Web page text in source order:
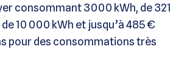
consommant 3000 kWh, de 321
10 000 kWh et jusqu’à 485 €
pour des consommations très